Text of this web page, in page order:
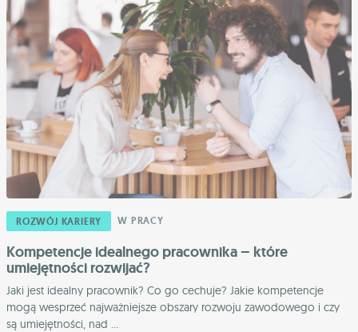
ROZWÓJ KARIERY W PRACY
Kompetencje idealnego pracownika – które
umiejętności rozwijać?
Jaki jest idealny pracownik? Co go cechuje? Jakie kompetencje
mogą wesprzeć najważniejsze obszary rozwoju zawodowego i czy
są umiejętności, nad ...